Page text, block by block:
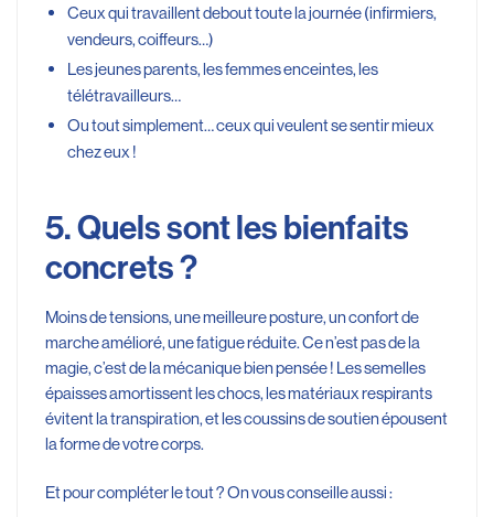
Ceux qui travaillent debout toute la journée (infirmiers,
vendeurs, coiffeurs…)
Les jeunes parents, les femmes enceintes, les
télétravailleurs…
Ou tout simplement… ceux qui veulent se sentir mieux
chez eux !
5. Quels sont les bienfaits
concrets ?
Moins de tensions, une meilleure posture, un confort de
marche amélioré, une fatigue réduite. Ce n’est pas de la
magie, c’est de la mécanique bien pensée ! Les semelles
épaisses amortissent les chocs, les matériaux respirants
évitent la transpiration, et les coussins de soutien épousent
la forme de votre corps.
Et pour compléter le tout ? On vous conseille aussi :